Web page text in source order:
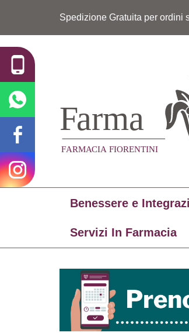
Spedizione Gratuita per ordini
Benessere e
Servizi In Farmacia